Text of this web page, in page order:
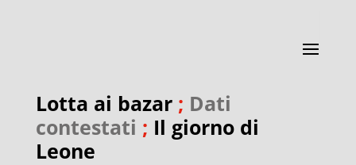
Lotta ai bazar; Dati
contestati ; Il giorno di
Leone